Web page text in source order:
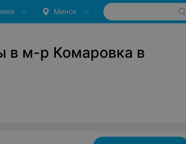
Минск
в м-р Комаровка в